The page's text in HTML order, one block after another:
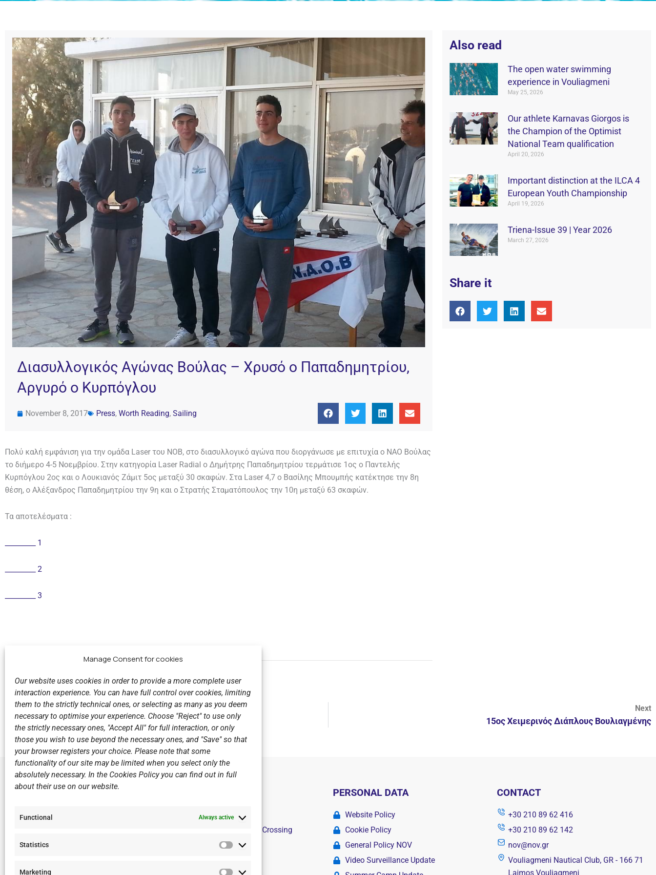
Manage Consent for cookies
Our website uses cookies in order to provide a more complete user
interaction experience. You can have full control over cookies, limiting
them to the strictly technical ones, or selecting as many as you deem
necessary to optimise your experience. Choose "Reject" to use only
the strictly necessary ones, "Accept All" for full interaction, or only
those you wish to use beyond the necessary ones, and "Save" so that
your browser registers your choice. Please note that some
functionality of our site may be limited when you select only the
absolutely necessary. In the Cookies Policy you can find out in full
about their use on our website.
Functional Always active
Statistics
Statistics
Marketing
Διασυλλογικός Αγώνας Βούλας – Χρυσό ο Παπαδημητρίου,
Αργυρό ο Κυρπόγλου
November 8, 2017 Press, Worth Reading, Sailing
Πολύ καλή εμφάνιση για την ομάδα Laser του ΝΟΒ, στο διασυλλογικό αγώνα που διοργάνωσε με επιτυχία ο ΝΑΟ Βούλας
το διήμερο 4-5 Νοεμβρίου. Στην κατηγορία Laser Radial ο Δημήτρης Παπαδημητρίου τερμάτισε 1ος ο Παντελής
Κυρπόγλου 2ος και ο Λουκιανός Ζάμιτ 5ος μεταξύ 30 σκαφών. Στα Laser 4,7 ο Βασίλης Μπουμπής κατέκτησε την 8η
θέση, ο Αλέξανδρος Παπαδημητρίου την 9η και ο Στρατής Σταματόπουλος την 10η μεταξύ 63 σκαφών.
Τα αποτελέσματα :
_________ 1
_________ 2
_________ 3
Also read
The open water swimming
experience in Vouliagmeni
May 25, 2026
Our athlete Karnavas Giorgos is
the Champion of the Optimist
National Team qualification
April 20, 2026
Important distinction at the ILCA 4
European Youth Championship
April 19, 2026
Triena-Issue 39 | Year 2026
March 27, 2026
Share it
Previous
Παρέλαση 28ης Οκτωβρίου 2017
Next
15ος Χειμερινός Διάπλους Βουλιαγμένης
Sports Academy
Open Water Swimming Crossing
PERSONAL DATA
Website Policy
Cookie Policy
General Policy NOV
Video Surveillance Update
CONTACT
+30 210 89 62 416
+30 210 89 62 142
nov@nov.gr
Vouliagmeni Nautical Club, GR - 166 71
Laimos Vouliagmeni